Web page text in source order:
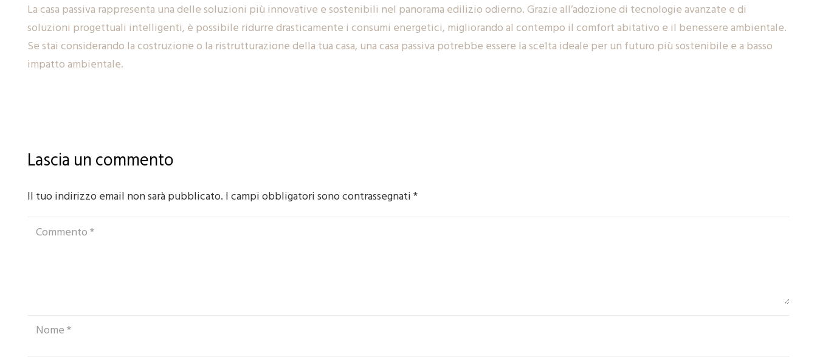
La casa passiva rappresenta una delle soluzioni più innovative e sostenibili nel panorama edilizio odierno. Grazie all’adozione di tecnologie avanzate e di
soluzioni progettuali intelligenti, è possibile ridurre drasticamente i consumi energetici, migliorando al contempo il comfort abitativo e il benessere ambientale.
Se stai considerando la costruzione o la ristrutturazione della tua casa, una casa passiva potrebbe essere la scelta ideale per un futuro più sostenibile e a basso
impatto ambientale.
Lascia un commento
Il tuo indirizzo email non sarà pubblicato. I campi obbligatori sono contrassegnati*